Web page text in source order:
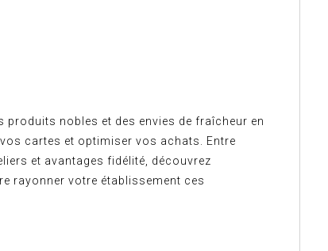
produits nobles et des envies de fraîcheur en
cartes et optimiser vos achats. Entre
et avantages fidélité, découvrez
rayonner votre établissement ces